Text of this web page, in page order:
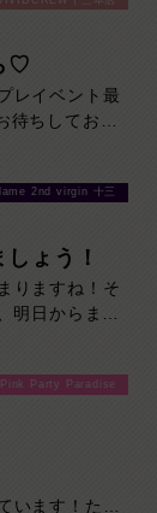
♡
レイベント最
ちしており
2nd virgin 十三
ょう！
りますね！そ
明日からまた
Party Paradise
います！ただ